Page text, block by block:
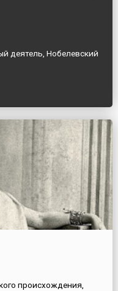
деятель, Нобелевский
происхождения,